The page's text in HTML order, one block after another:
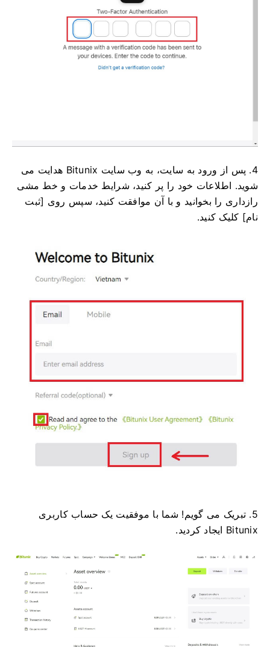
4. پس از ورود به سایت، به وب سایت Bitunix هدایت می
شوید. اطلاعات خود را پر کنید، شرایط خدمات و خط مشی
رازداری را بخوانید و با آن موافقت کنید، سپس روی [ثبت
نام] کلیک کنید.
5. تبریک می گویم!
شما با موفقیت یک حساب کاربری
Bitunix ایجاد کردید.